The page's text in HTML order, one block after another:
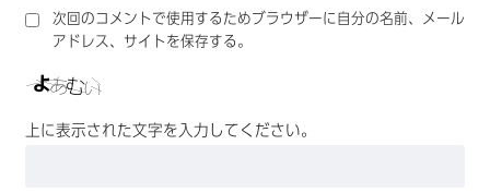
次回のコメントで使用するためブラウザーに自分の名前、メール
アドレス、サイトを保存する。
上に表示された文字を入力してください。